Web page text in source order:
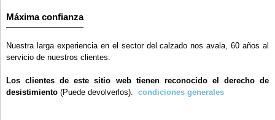
Máxima confianza
Nuestra larga experiencia en el sector del calzado nos avala, 60 años al
servicio de nuestros clientes.
Los clientes de este sitio web tienen reconocido el derecho de
desistimiento (Puede devolverlos). condiciones generales